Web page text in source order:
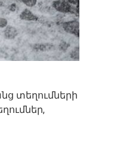
տեղումների